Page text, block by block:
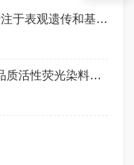
安诺伦代理品牌Active Motif——专注于表观遗传和基因调控领域
安诺伦代理品牌Lumiprobe——高品质活性荧光染料供应商